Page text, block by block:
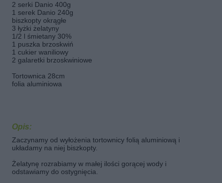
2 serki Danio 400g
1 serek Danio 240g
biszkopty okrągłe
3 łyżki żelatyny
1/2 l śmietany 30%
1 puszka brzoskwiń
1 cukier waniliowy
2 galaretki brzoskwiniowe
Tortownica 28cm
folia aluminiowa
Opis:
Zaczynamy od wyłożenia tortownicy folią aluminiową i
układamy na niej biszkopty.
Żelatynę rozrabiamy w małej ilości gorącej wody i
odstawiamy do ostygnięcia.